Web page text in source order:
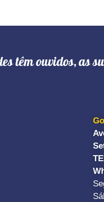
têm ouvidos, as